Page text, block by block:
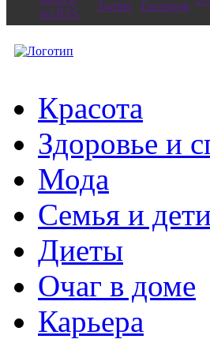
Красота
Здоровье и
Мода
Семья и дети
Диеты
Очаг в доме
Карьера